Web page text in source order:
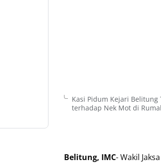
Kasi Pidum Kejari
terhadap Nek Mot di
Belitung, IMC- Wakil